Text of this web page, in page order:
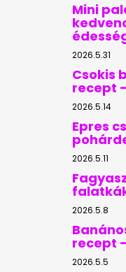
Mini
2026.5.31
Csokis
recept
2026.5.14
Epres
2026.5.11
2026.5.8
recept
2026.5.5